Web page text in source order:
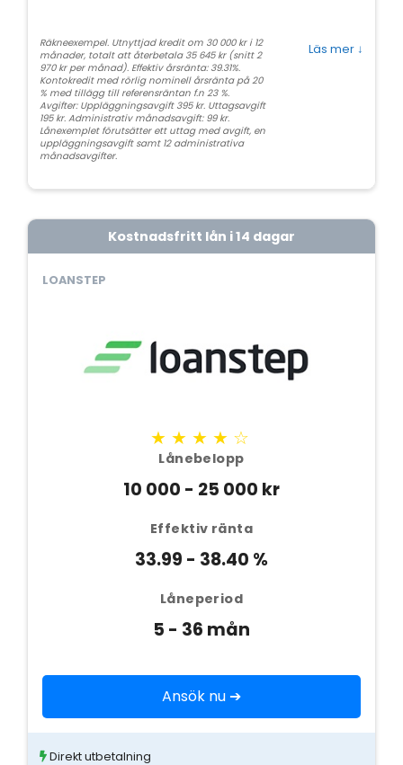
Räkneexempel. Utnyttjad kredit om 30 000 kr i 12
månader, totalt att återbetala 35 645 kr (snitt 2
970 kr per månad). Effektiv årsränta: 39.31%.
Kontokredit med rörlig nominell årsränta på 20
% med tillägg till referensräntan f.n 23 %.
Avgifter: Uppläggningsavgift 395 kr. Uttagsavgift
195 kr. Administrativ månadsavgift: 99 kr.
Lånexemplet förutsätter ett uttag med avgift, en
uppläggningsavgift samt 12 administrativa
månadsavgifter.
Läs mer ↓
Kostnadsfritt lån i 14 dagar
LOANSTEP
★★★★☆
Lånebelopp
10 000 - 25 000 kr
Effektiv ränta
33.99 - 38.40 %
Låneperiod
5 - 36 mån
Ansök nu ➔
Direkt utbetalning